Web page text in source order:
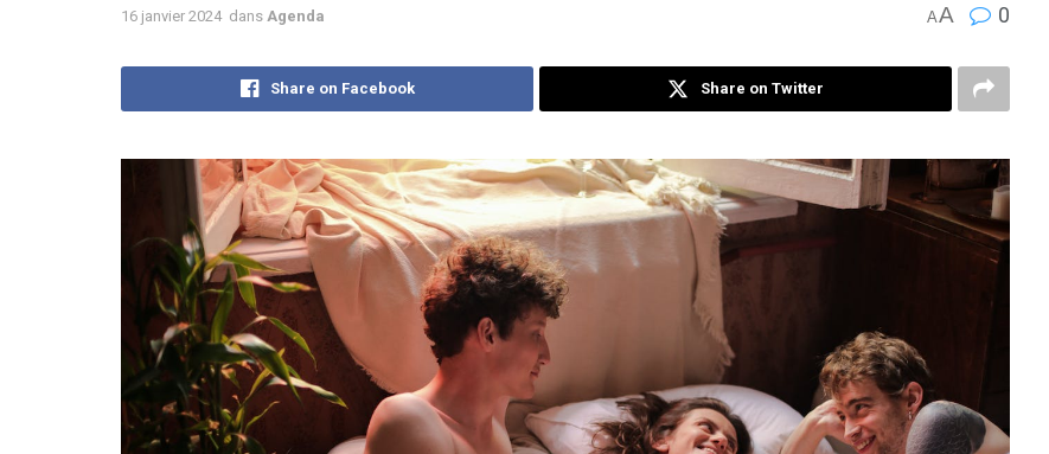
16 janvier 2024 dans Agenda AA 0
Share on Facebook Share on Twitter